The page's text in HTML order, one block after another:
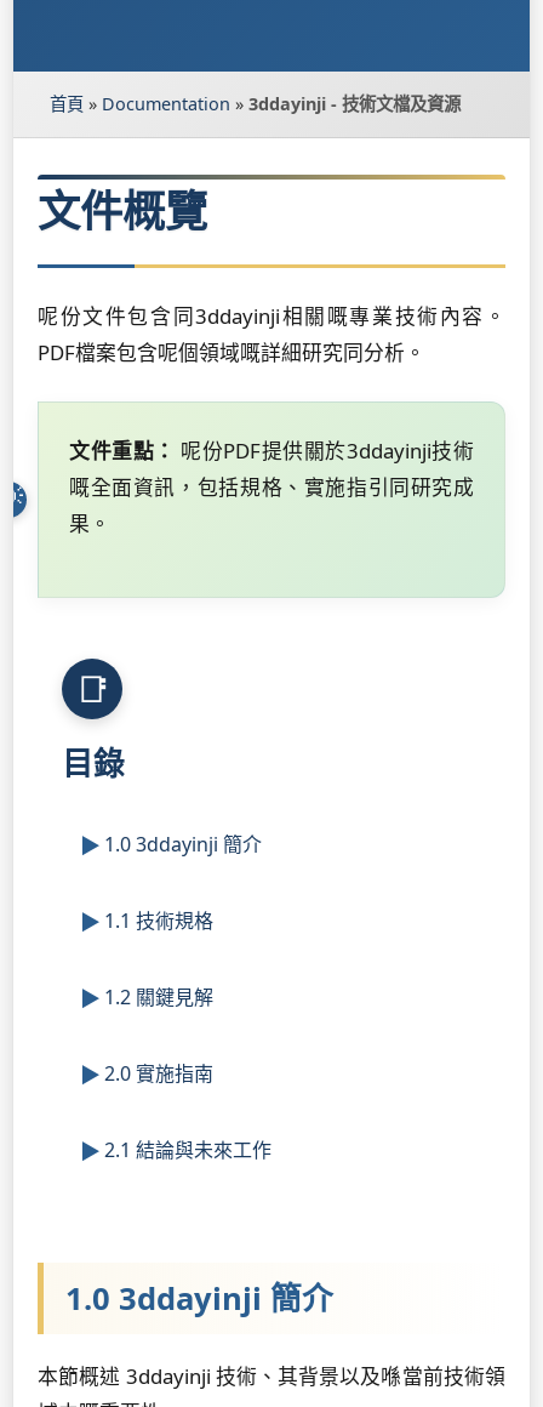
首頁 » Documentation » 3ddayinji - 技術文檔及資源
文件概覽
呢份文件包含同3ddayinji相關嘅專業技術內容。
PDF檔案包含呢個領域嘅詳細研究同分析。
文件重點： 呢份PDF提供關於3ddayinji技術
嘅全面資訊，包括規格、實施指引同研究成
果。
目錄
1.0 3ddayinji 簡介
1.1 技術規格
1.2 關鍵見解
2.0 實施指南
2.1 結論與未來工作
1.0 3ddayinji 簡介
本節概述 3ddayinji 技術、其背景以及喺當前技術領